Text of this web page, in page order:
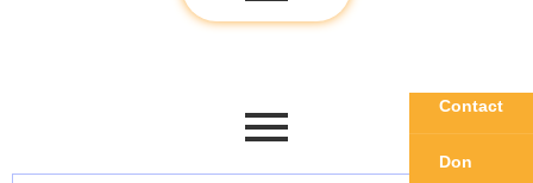
Contact
Don